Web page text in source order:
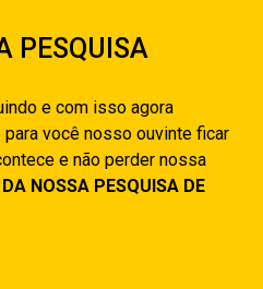
PESQUISA
e com isso agora
você nosso ouvinte ficar
e não perder nossa
NOSSA PESQUISA DE